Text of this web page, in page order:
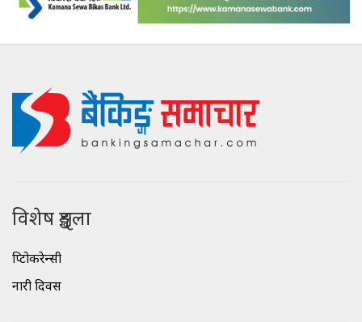
विशेष शृङ्खला
क्रिप्टोकरेन्सी
नारी दिवस